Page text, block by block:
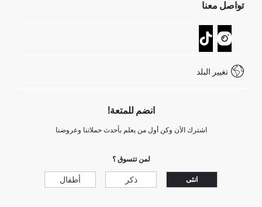
GIFT CLUB
عمليات الارجاع و الاستبدال السهلة
تتبع الشحنة
كيف يمكنك التسوق في ديفاكتو ؟
كيف تدفع في ديفاكتو؟
شروط المنافسة
تواصل معنا
نموذج الاتصال
خدمة العملاء
Call Center 19782
تغيير البلد
انضم للمتعة!
اشترك الآن وكن أول من يعلم بأحدث حملاتنا وعروضنا
لمن تتسوق ؟
انثى ذكر أطفال